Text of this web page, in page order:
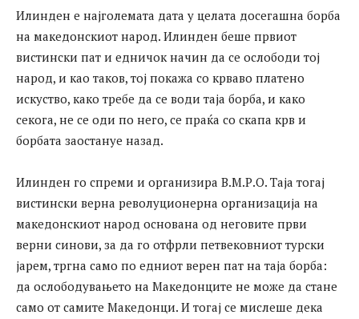
Илинден е најголемата дата у целата досегашна борба
на македонскиот народ. Илинден беше првиот
вистински пат и едничок начин да се ослободи тој
народ, и као таков, тој покажа со крваво платено
искуство, како требе да се води таја борба, и како
секога, не се оди по него, се праќа со скапа крв и
борбата заостануе назад.
Илинден го спреми и организира В.М.Р.О. Таја тогај
вистински верна револуционерна организација на
македонскиот народ основана од неговите први
верни синови, за да го отфрли петвековниот турски
јарем, тргна само по едниот верен пат на таја борба:
да ослободувањето на Македонците не може да стане
само от самите Македонци. И тогај се мислеше дека